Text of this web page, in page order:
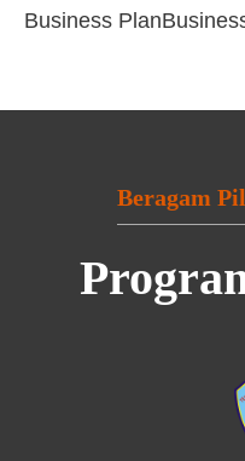
Business Plan
Beragam